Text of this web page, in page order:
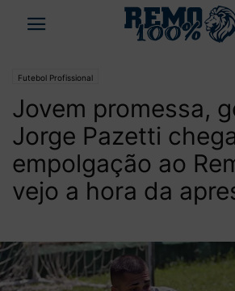
Futebol Profissional
Jovem promessa,
Jorge Pazetti
empolgação ao
vejo a hora da